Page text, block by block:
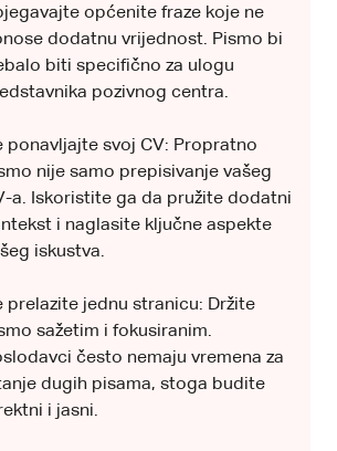
općenite fraze koje ne
dodatnu vrijednost. Pismo bi
biti specifično za ulogu
pozivnog centra.
ponavljajte svoj CV: Propratno
nije samo prepisivanje vašeg
a. Iskoristite ga da pružite dodatni
i naglasite ključne aspekte
iskustva.
prelazite jednu stranicu: Držite
sažetim i fokusiranim.
često nemaju vremena za
dugih pisama, stoga budite
i jasni.